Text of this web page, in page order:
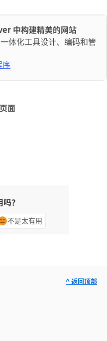
中构建精美的网站
体化工具设计、编码和管
序
面
？
不是太有用
^ 返回顶部